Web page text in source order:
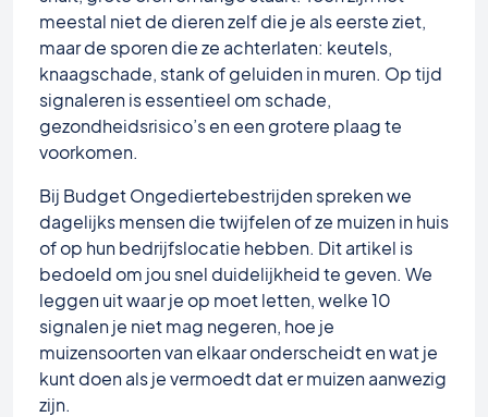
meestal niet de dieren zelf die je als eerste ziet,
maar de sporen die ze achterlaten: keutels,
knaagschade, stank of geluiden in muren. Op tijd
signaleren is essentieel om schade,
gezondheidsrisico’s en een grotere plaag te
voorkomen.
Bij Budget Ongediertebestrijden spreken we
dagelijks mensen die twijfelen of ze muizen in huis
of op hun bedrijfslocatie hebben. Dit artikel is
bedoeld om jou snel duidelijkheid te geven. We
leggen uit waar je op moet letten, welke 10
signalen je niet mag negeren, hoe je
muizensoorten van elkaar onderscheidt en wat je
kunt doen als je vermoedt dat er muizen aanwezig
zijn.